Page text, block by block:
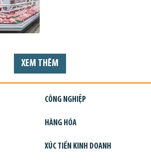
XEM THÊM
CÔNG NGHIỆP
HÀNG HÓA
XÚC TIẾN KINH DOANH